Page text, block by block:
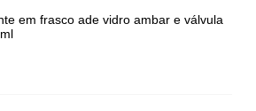
em frasco ade vidro ambar e válvula